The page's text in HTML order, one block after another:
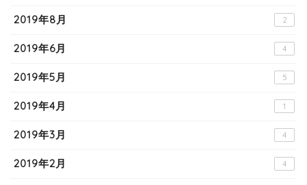
2019年8月 2
2019年6月 4
2019年5月 5
2019年4月 1
2019年3月 4
2019年2月 4